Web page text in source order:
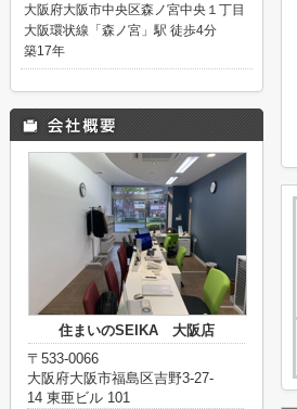
大阪府大阪市中央区森ノ宮中央１丁目
大阪環状線「森ノ宮」駅 徒歩4分
築17年
住まいのSEIKA 大阪店
〒533-0066
大阪府大阪市福島区吉野3-27-
14 東亜ビル 101